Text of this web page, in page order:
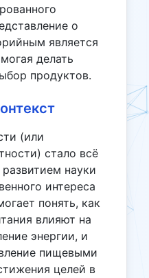
о
является
делать
продуктов.
(или
стало всё
науки
интереса
понять, как
влияют на
энергии, и
пищевыми
целей в